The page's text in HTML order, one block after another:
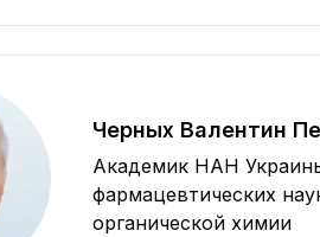
Черных Валентин
Академик НАН
фармацевтических
органической химии